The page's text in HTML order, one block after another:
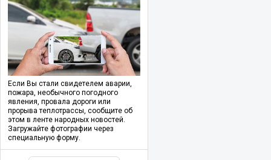
Если Вы стали свидетелем аварии,
пожара, необычного погодного
явления, провала дороги или
прорыва теплотрассы, сообщите об
этом в ленте народных новостей.
Загружайте фотографии через
специальную форму.